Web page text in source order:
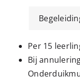
Per 15
Bij